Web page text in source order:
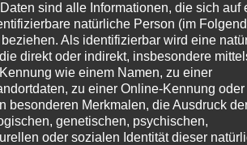
sind alle Informationen, die sich auf
natürliche Person (im
beziehen. Als identifizierbar wird eine
direkt oder indirekt, insbesondere
wie einem Namen, zu einer
zu einer Online-Kennung oder
besonderen Merkmalen, die Ausdruck
genetischen, psychischen,
oder sozialen Identität dieser